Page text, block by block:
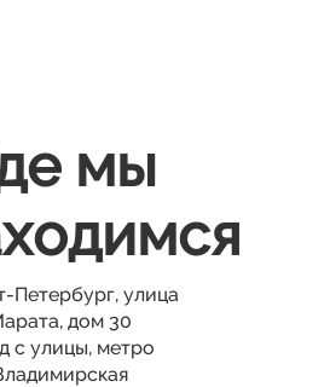
мы
Петербург, улица
дом 30
с улицы, метро